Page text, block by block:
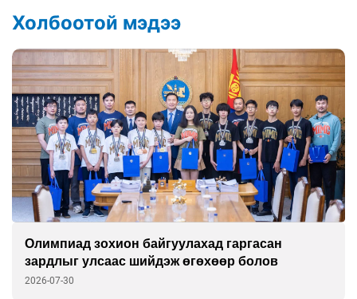
Холбоотой мэдээ
Олимпиад зохион байгуулахад гаргасан
зардлыг улсаас шийдэж өгөхөөр болов
2026-07-30